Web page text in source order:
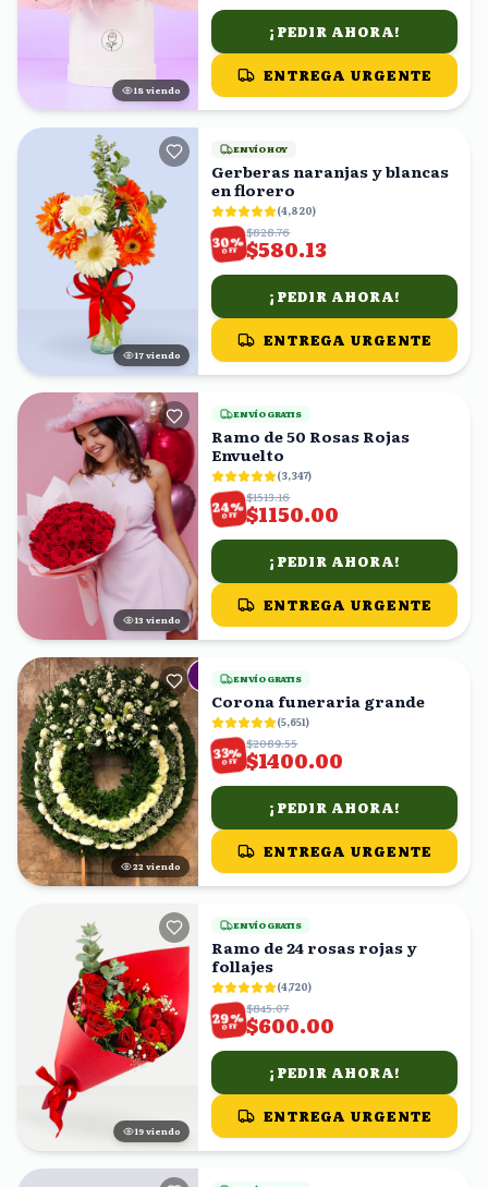
17 viendo
¡PEDIR AHORA!
ENTREGA URGENTE
17 viendo
ENVÍO HOY
Gerberas naranjas y blancas
en florero
(4,820)
30%
OFF
$828.76
$580.13
¡PEDIR AHORA!
ENTREGA URGENTE
13 viendo
ENVÍO GRATIS
Ramo de 50 Rosas Rojas
Envuelto
(3,347)
24%
OFF
$1513.16
$1150.00
¡PEDIR AHORA!
ENTREGA URGENTE
21 viendo
ENVÍO GRATIS
Corona funeraria grande
(5,651)
33%
OFF
$2089.55
$1400.00
¡PEDIR AHORA!
ENTREGA URGENTE
20 viendo
ENVÍO GRATIS
Ramo de 24 rosas rojas y
follajes
(4,720)
29%
OFF
$845.07
$600.00
¡PEDIR AHORA!
ENTREGA URGENTE